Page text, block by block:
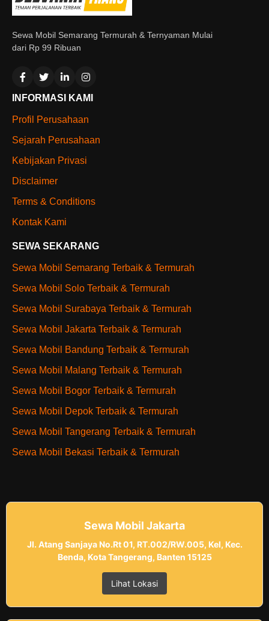
Sewa Mobil Semarang Termurah & Ternyaman Mulai
dari Rp 99 Ribuan
INFORMASI KAMI
Profil Perusahaan
Sejarah Perusahaan
Kebijakan Privasi
Disclaimer
Terms & Conditions
Kontak Kami
SEWA SEKARANG
Sewa Mobil Semarang Terbaik & Termurah
Sewa Mobil Solo Terbaik & Termurah
Sewa Mobil Surabaya Terbaik & Termurah
Sewa Mobil Jakarta Terbaik & Termurah
Sewa Mobil Bandung Terbaik & Termurah
Sewa Mobil Malang Terbaik & Termurah
Sewa Mobil Bogor Terbaik & Termurah
Sewa Mobil Depok Terbaik & Termurah
Sewa Mobil Tangerang Terbaik & Termurah
Sewa Mobil Bekasi Terbaik & Termurah
Sewa Mobil Jakarta
Jl. Atang Sanjaya No.Rt 01, RT.002/RW.005, Kel, Kec.
Benda, Kota Tangerang, Banten 15125
Lihat Lokasi